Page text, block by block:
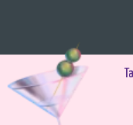
Grasz w trybie demo.